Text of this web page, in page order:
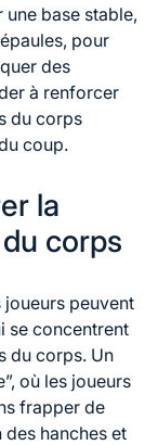
base stable,
pour
des
à renforcer
du corps
coup.
la
corps
peuvent
se concentrent
du corps. Un
où les joueurs
frapper de
des hanches et